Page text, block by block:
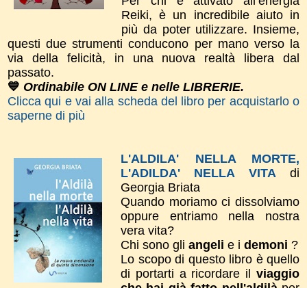
Reiki, è un incredibile aiuto in
più da poter utilizzare. Insieme,
questi due strumenti conducono per mano verso la
via della felicità, in una nuova realtà libera dal
passato.
💙 Ordinabile ON LINE e nelle LIBRERIE.
Clicca qui e vai alla scheda del libro per acquistarlo o
saperne di più
L'ALDILA' NELLA MORTE,
L'ADILDA' NELLA VITAdi
Georgia Briata
Quando moriamo ci dissolviamo
oppure entriamo nella nostra
vera vita?
Chi sono gli angeli e i demoni ?
Lo scopo di questo libro è quello
di portarti a ricordare il viaggio